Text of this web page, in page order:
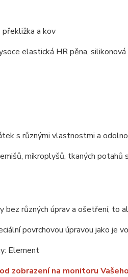
a kov
elastická HR pěna,
s různými vlastnostmi a
mikroplyšů, tkaných potahů
různých úprav a ošetření, to
povrchovou úpravou jako
Element
zobrazení na monitoru